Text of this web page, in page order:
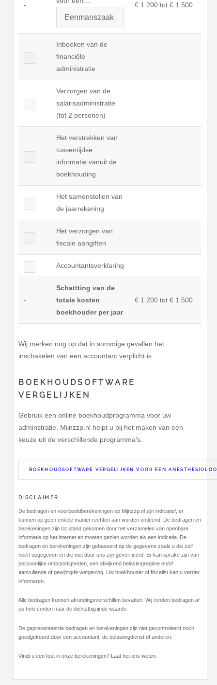
- € 1.200 tot € 1.500
Inboeken van de
financiële
administratie
Verzorgen van de
salarisadministratie
(tot 2 personen)
Het verstrekken van
tussentijdse
informatie vanuit de
boekhouding
Het samenstellen van
de jaarrekening
Het verzorgen van
fiscale aangiften
Accountantsverklaring
-
Schattting van de
totale kosten
boekhouder per jaar
€ 1.200 tot € 1.500
Wij merken nog op dat in sommige gevallen het
inschakelen van een accountant verplicht is.
BOEKHOUDSOFTWARE
VERGELIJKEN
Gebruik een online boekhoudprogramma voor uw
adminstratie. Mijnzzp.nl helpt u bij het maken van een
keuze uit de verschillende programma's.
BOEKHOUDSOFTWARE VERGELIJKEN VOOR EEN
DISCLAIMER
De bedragen en voorbeeldberekeningen op Mijnzzp.nl zijn indicatief, er
kunnen op geen enkele manier rechten aan worden ontleend. De bedragen en
berekeningen zijn tot stand gekomen door het verzamelen van openbare
informatie op het internet en moeten gezien worden als een indicatie. De
bedragen en berekeningen zijn gebaseerd op de gegevens zoals u die zelf
heeft opgegeven en die niet door ons zijn geverifieerd. Er kan sprake zijn van
persoonlijke omstandigheden, een afwijkend belastingregime en/of
aanvullende of gewijzigde wetgeving. Uw boekhouder of fiscalist kan u verder
informeren.
Alle bedragen kunnen afrondingsverschillen bevatten. Wij ronden bedragen af
op hele centen naar de dichtstbijzijnde waarde.
De gepresenteerde bedragen en berekeningen zijn niet gecontroleerd noch
goedgekeurd door een accountant, de belastingdienst of anderen.
Vindt u een fout in onze berekeningen? Laat het ons weten.